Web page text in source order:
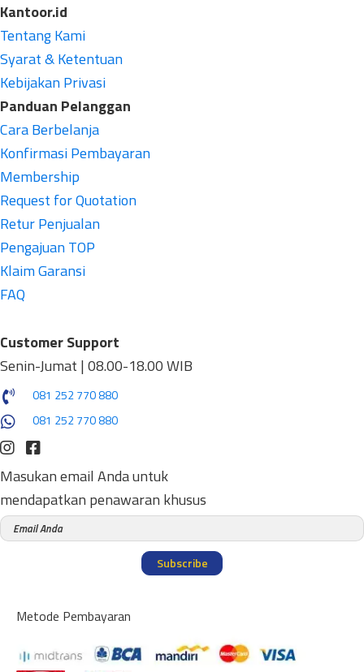
Kantoor.id
Tentang Kami
Syarat & Ketentuan
Kebijakan Privasi
Panduan Pelanggan
Cara Berbelanja
Konfirmasi Pembayaran
Membership
Request for Quotation
Retur Penjualan
Pengajuan TOP
Klaim Garansi
FAQ
Customer Support
Senin-Jumat | 08.00-18.00 WIB
081 252 770 880
081 252 770 880
Masukan email Anda untuk
mendapatkan penawaran khusus
Subscribe